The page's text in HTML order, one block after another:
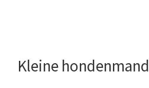
Kleine hondenmand